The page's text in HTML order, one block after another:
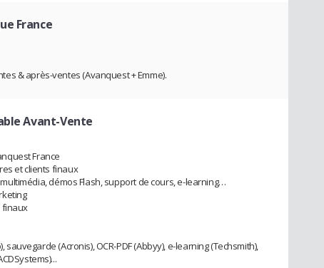
France
& après-ventes (Avanquest + Emme).
Avant-Vente
France
et clients finaux
démos Flash, support de cours, e-learning…
finaux
(Acronis), OCR-PDF (Abbyy), e-learning (Techsmith),